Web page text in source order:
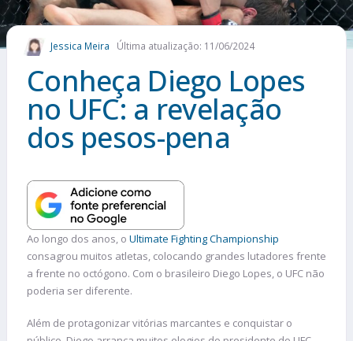
COMO APOSTAR
MAIS ESPORTES
Jessica Meira Última atualização: 11/06/2024
Conheça Diego Lopes
no UFC: a revelação
dos pesos-pena
Ao longo dos anos, o Ultimate Fighting Championship
consagrou muitos atletas, colocando grandes lutadores frente
a frente no octógono. Com o brasileiro Diego Lopes, o UFC não
poderia ser diferente.
Além de protagonizar vitórias marcantes e conquistar o